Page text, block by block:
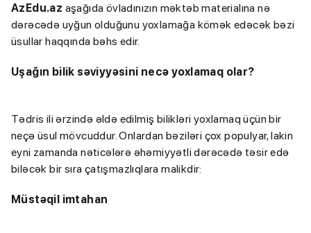
AzEdu.az aşağıda övladınızın məktəb materialına nə
dərəcədə uyğun olduğunu yoxlamağa kömək edəcək bəzi
üsullar haqqında bəhs edir.
Uşağın bilik səviyyəsini necə yoxlamaq olar?
Tədris ili ərzində əldə edilmiş bilikləri yoxlamaq üçün bir
neçə üsul mövcuddur. Onlardan bəziləri çox populyar, lakin
eyni zamanda nəticələrə əhəmiyyətli dərəcədə təsir edə
biləcək bir sıra çatışmazlıqlara malikdir:
Müstəqil imtahan